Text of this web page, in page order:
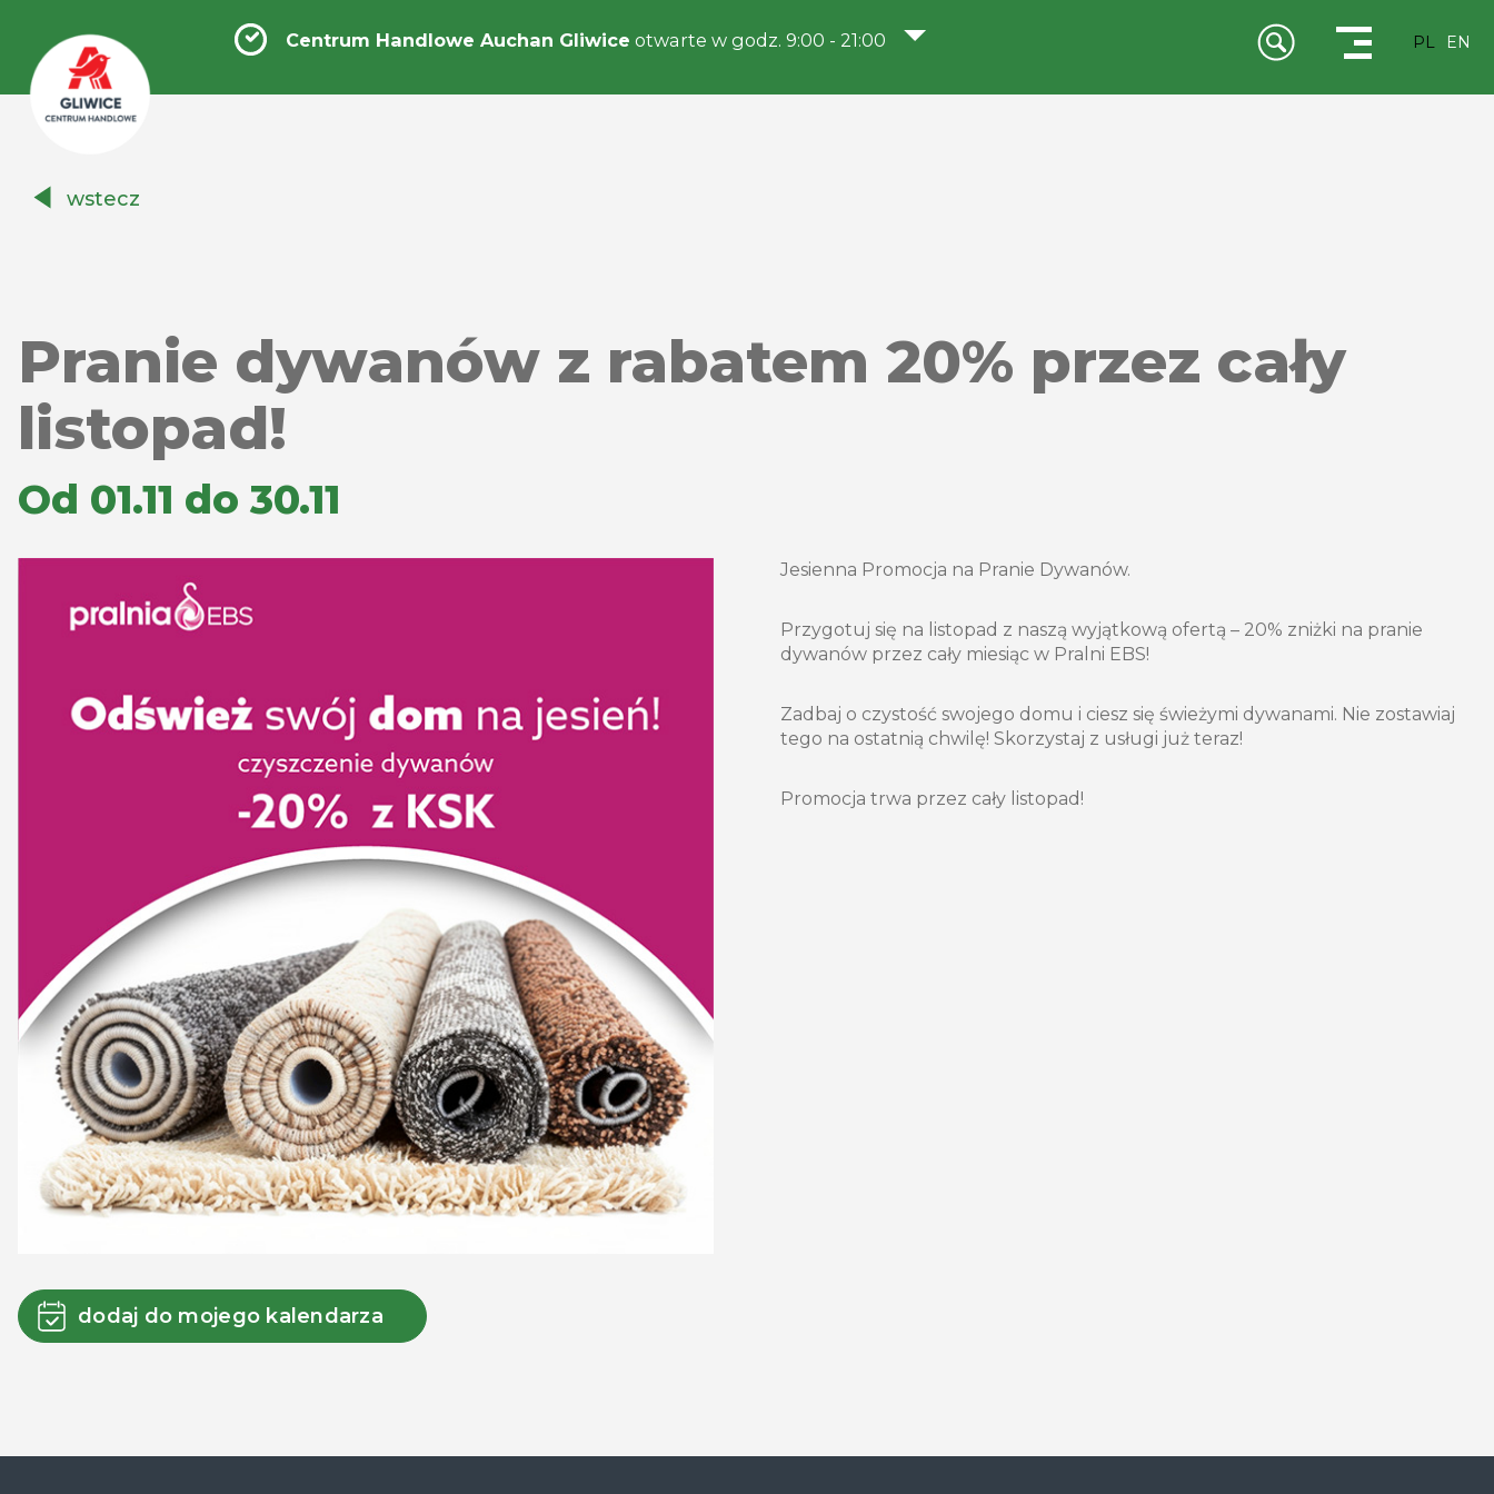
Handlowe
Centrum Handlowe Auchan Gliwice otwarte w godz. 9:00 - 21:00 PL EN
wstecz
Pranie dywanów z rabatem 20% przez cały
listopad!
Od 01.11 do 30.11
dodaj do mojego kalendarza
Jesienna Promocja na Pranie Dywanów.
Przygotuj się na listopad z naszą wyjątkową ofertą – 20% zniżki na pranie
dywanów przez cały miesiąc w Pralni EBS!
Zadbaj o czystość swojego domu i ciesz się świeżymi dywanami. Nie zostawiaj
tego na ostatnią chwilę! Skorzystaj z usługi już teraz!
Promocja trwa przez cały listopad!